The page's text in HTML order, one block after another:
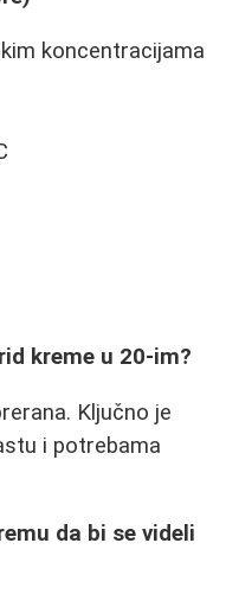
koncentracijama
kreme u 20-im?
Ključno je
i potrebama
da bi se videli